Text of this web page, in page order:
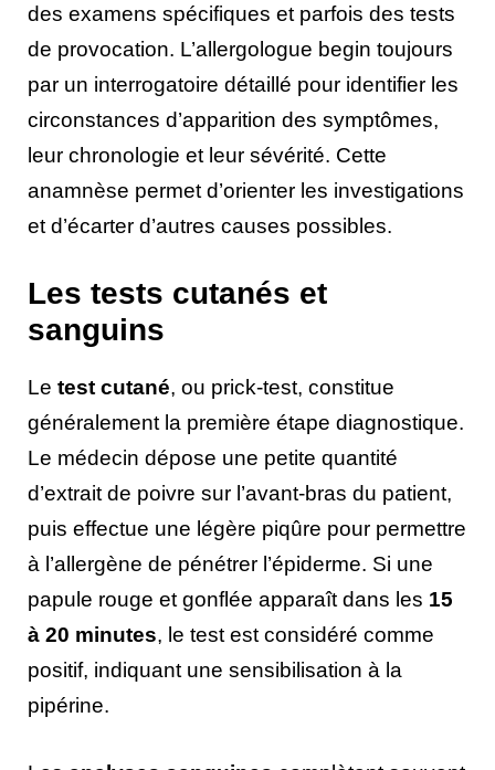
des examens spécifiques et parfois des tests
de provocation. L’allergologue begin toujours
par un interrogatoire détaillé pour identifier les
circonstances d’apparition des symptômes,
leur chronologie et leur sévérité. Cette
anamnèse permet d’orienter les investigations
et d’écarter d’autres causes possibles.
Les tests cutanés et
sanguins
Le test cutané, ou prick-test, constitue
généralement la première étape diagnostique.
Le médecin dépose une petite quantité
d’extrait de poivre sur l’avant-bras du patient,
puis effectue une légère piqûre pour permettre
à l’allergène de pénétrer l’épiderme. Si une
papule rouge et gonflée apparaît dans les 15
à 20 minutes, le test est considéré comme
positif, indiquant une sensibilisation à la
pipérine.